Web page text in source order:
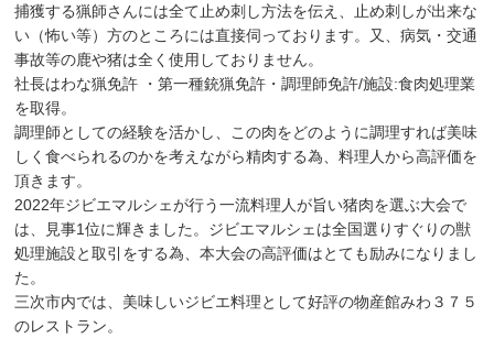
捕獲する猟師さんには全て止め刺し方法を伝え、止め刺しが出来な
い（怖い等）方のところには直接伺っております。又、病気・交通
事故等の鹿や猪は全く使用しておりません。
社長はわな猟免許 ・第一種銃猟免許・調理師免許/施設:食肉処理業
を取得。
調理師としての経験を活かし、この肉をどのように調理すれば美味
しく食べられるのかを考えながら精肉する為、料理人から高評価を
頂きます。
2022年ジビエマルシェが行う一流料理人が旨い猪肉を選ぶ大会で
は、見事1位に輝きました。ジビエマルシェは全国選りすぐりの獣
処理施設と取引をする為、本大会の高評価はとても励みになりまし
た。
三次市内では、美味しいジビエ料理として好評の物産館みわ３７５
のレストラン。